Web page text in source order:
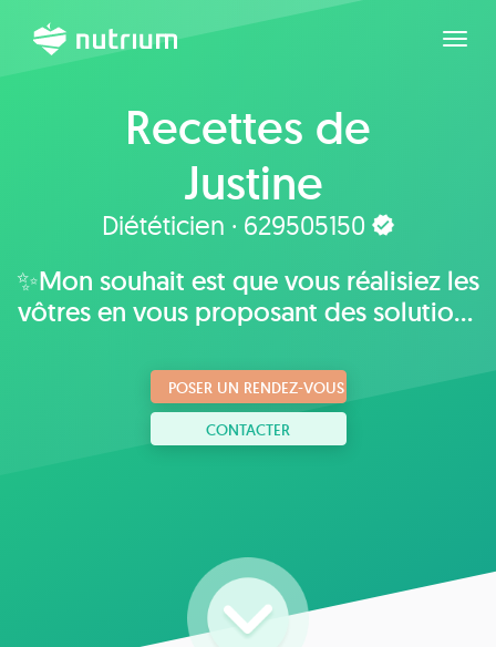
Recettes de
Justine
Diététicien · 629505150
✨Mon souhait est que vous réalisiez les
vôtres en vous proposant des solutions
habitudes et mode de vie.
POSER UN RENDEZ-VOUS
CONTACTER